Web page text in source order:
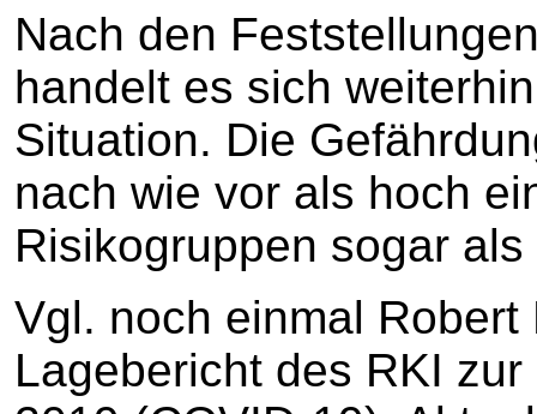
Nach den
handelt es sich
Situation. Die
nach wie vor als hoch
Risikogruppen sogar
Vgl. noch einmal
Lagebericht des RKI